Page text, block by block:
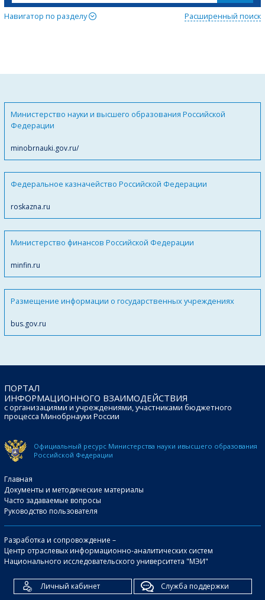
Навигатор по разделу Расширенный поиск
Министерство науки и высшего образования Российской
Федерации
minobrnauki.gov.ru/
Федеральное казначейство Российской Федерации
roskazna.ru
Министерство финансов Российской Федерации
minfin.ru
Размещение информации о государственных учреждениях
bus.gov.ru
ПОРТАЛ
ИНФОРМАЦИОННОГО ВЗАИМОДЕЙСТВИЯ
с организациями и учреждениями, участниками бюджетного
процесса Минобрнауки России
Официальный ресурс Министерства науки ивысшего образования
Российской Федерации
Главная
Документы и методические материалы
Часто задаваемые вопросы
Руководство пользователя
Разработка и сопровождение –
Центр отраслевых информационно-аналитических систем
Национального исследовательского университета "МЭИ"
Личный кабинет Служба поддержки